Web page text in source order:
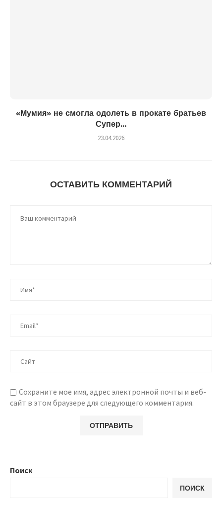
«Мумия» не смогла одолеть в прокате братьев
Супер...
23.04.2026
ОСТАВИТЬ КОММЕНТАРИЙ
Сохраните мое имя, адрес электронной почты и веб-
сайт в этом браузере для следующего комментария.
Поиск
ПОИСК